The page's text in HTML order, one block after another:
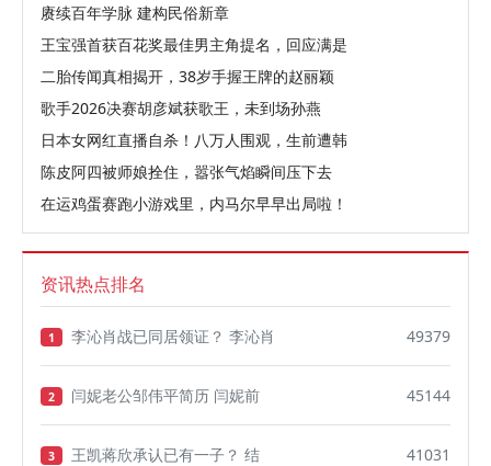
赓续百年学脉 建构民俗新章
王宝强首获百花奖最佳男主角提名，回应满是
二胎传闻真相揭开，38岁手握王牌的赵丽颖
歌手2026决赛胡彦斌获歌王，未到场孙燕
日本女网红直播自杀！八万人围观，生前遭韩
陈皮阿四被师娘拴住，嚣张气焰瞬间压下去
在运鸡蛋赛跑小游戏里，内马尔早早出局啦！
资讯热点排名
1 李沁肖战已同居领证？ 李沁肖 49379
2 闫妮老公邹伟平简历 闫妮前 45144
3 王凯蒋欣承认已有一子？ 结 41031